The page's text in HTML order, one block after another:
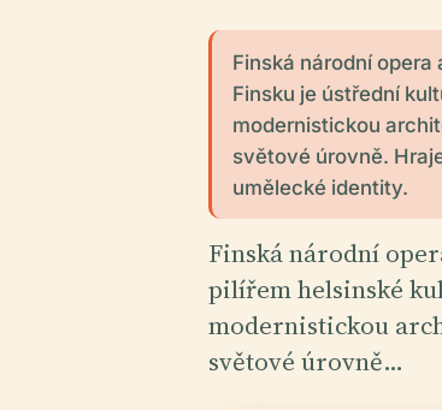
Finská národní opera
Finsku je ústřední
modernistickou
světové úrovně.
umělecké identity.
Finská národní
pilířem helsinské
modernistickou
světové úrovně…